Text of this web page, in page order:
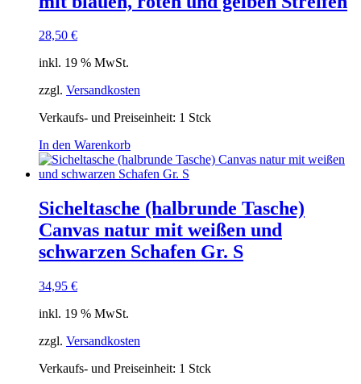
28,50 €
inkl. 19 % MwSt.
zzgl. Versandkosten
Verkaufs- und Preiseinheit: 1 Stck
In den Warenkorb
Sicheltasche (halbrunde Tasche)
Canvas natur mit weißen und
schwarzen Schafen Gr. S
34,95 €
inkl. 19 % MwSt.
zzgl. Versandkosten
Verkaufs- und Preiseinheit: 1 Stck